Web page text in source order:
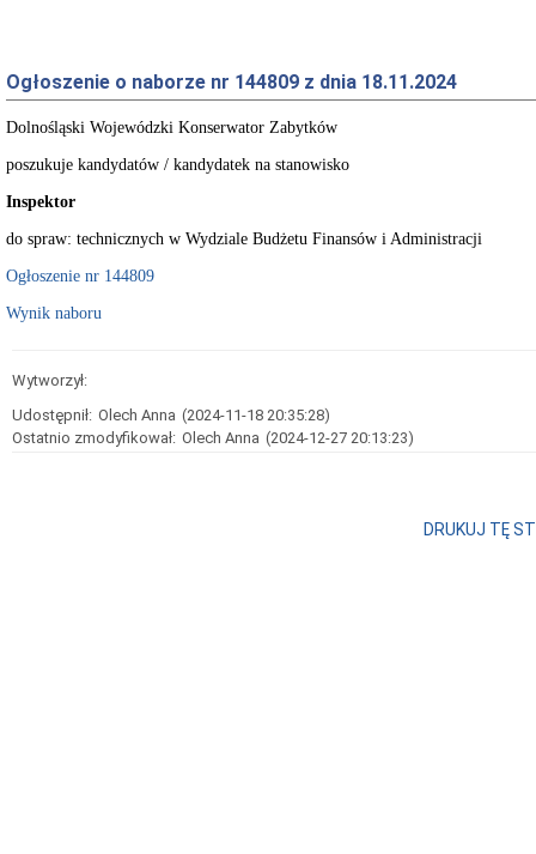
Ogłoszenie o naborze nr 144809 z dnia 18.11.2024
Dolnośląski Wojewódzki Konserwator Zabytków
poszukuje kandydatów / kandydatek na stanowisko
Inspektor
do spraw: technicznych w Wydziale Budżetu Finansów i Administracji
Ogłoszenie nr 144809
Wynik naboru
Wytworzył:
Udostępnił: Olech Anna (2024-11-18 20:35:28)
Ostatnio zmodyfikował: Olech Anna (2024-12-27 20:13:23)
DRUKUJ TĘ